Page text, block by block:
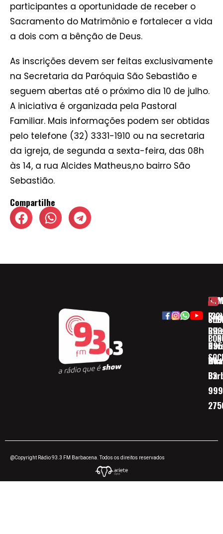
participantes a oportunidade de receber o
Sacramento do Matrimônio e fortalecer a vida
a dois com a bênção de Deus.
As inscrições devem ser feitas exclusivamente
na Secretaria da Paróquia São Sebastião e
seguem abertas até o próximo dia 10 de julho.
A iniciativa é organizada pela Pastoral
Familiar. Mais informações podem ser obtidas
pelo telefone (32) 3331-1910 ou na secretaria
da igreja, de segunda a sexta-feira, das 08h
às 14, a rua Alcides Matheus,no bairro São
Sebastião.
Compartilhe
(32)
32
@Copyright Rádio 93.3 FM Barbacena. Todos os direitos reservados